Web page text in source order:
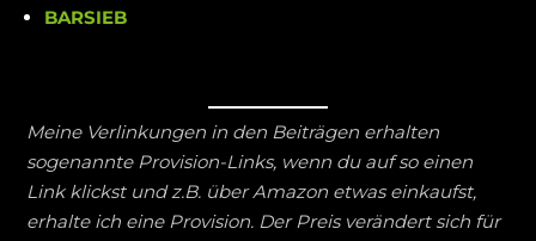
BARSIEB
Meine Verlinkungen in den Beiträgen erhalten
sogenannte Provision-Links, wenn du auf so einen
Link klickst und z.B. über Amazon etwas einkaufst,
erhalte ich eine Provision. Der Preis verändert sich für